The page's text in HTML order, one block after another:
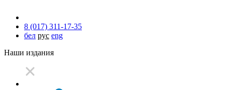
8 (017) 311-17-35
бел рус eng
Наши издания